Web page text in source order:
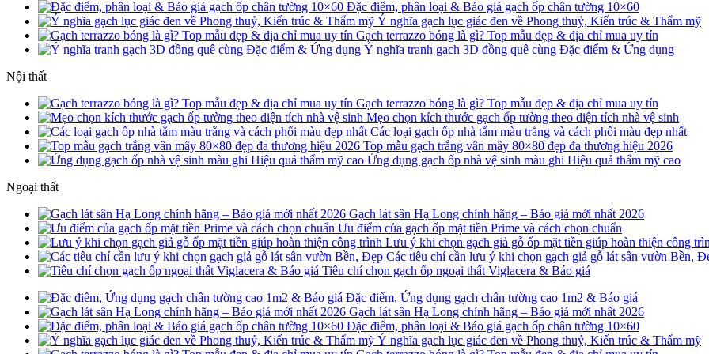
Đặc điểm, phân loại & Báo giá gạch ốp chân tường 10×60
Ý nghĩa gạch lục giác đen về Phong thuỷ, Kiến trúc & Thẩm mỹ
Gạch terrazzo bóng là gì? Top mẫu đẹp & địa chỉ mua uy tín
Ý nghĩa tranh gạch 3D đồng quê cùng Đặc điểm & Ứng dụng
Nội thất
Gạch terrazzo bóng là gì? Top mẫu đẹp & địa chỉ mua uy tín
Mẹo chọn kích thước gạch ốp tường theo diện tích nhà vệ sinh
Các loại gạch ốp nhà tắm màu trắng và cách phối màu đẹp nhất
Top mẫu gạch trắng vân mây 80×80 đẹp đa thương hiệu 2026
Ứng dụng gạch ốp nhà vệ sinh màu ghi Hiệu quả thẩm mỹ cao
Ngoại thất
Gạch lát sân Hạ Long chính hãng – Báo giá mới nhất 2026
Ưu điểm của gạch ốp mặt tiền Prime và cách chọn chuẩn
Lưu ý khi chọn gạch giả gỗ ốp mặt tiền giúp hoàn thiện công
Các tiêu chí cần lưu ý khi chọn gạch giả gỗ lát sân vườn Bền,
Tiêu chí chọn gạch ốp ngoại thất Viglacera & Báo giá
Đặc điểm, Ứng dụng gạch chân tường cao 1m2 & Báo giá
Gạch lát sân Hạ Long chính hãng – Báo giá mới nhất 2026
Đặc điểm, phân loại & Báo giá gạch ốp chân tường 10×60
Ý nghĩa gạch lục giác đen về Phong thuỷ, Kiến trúc & Thẩm mỹ